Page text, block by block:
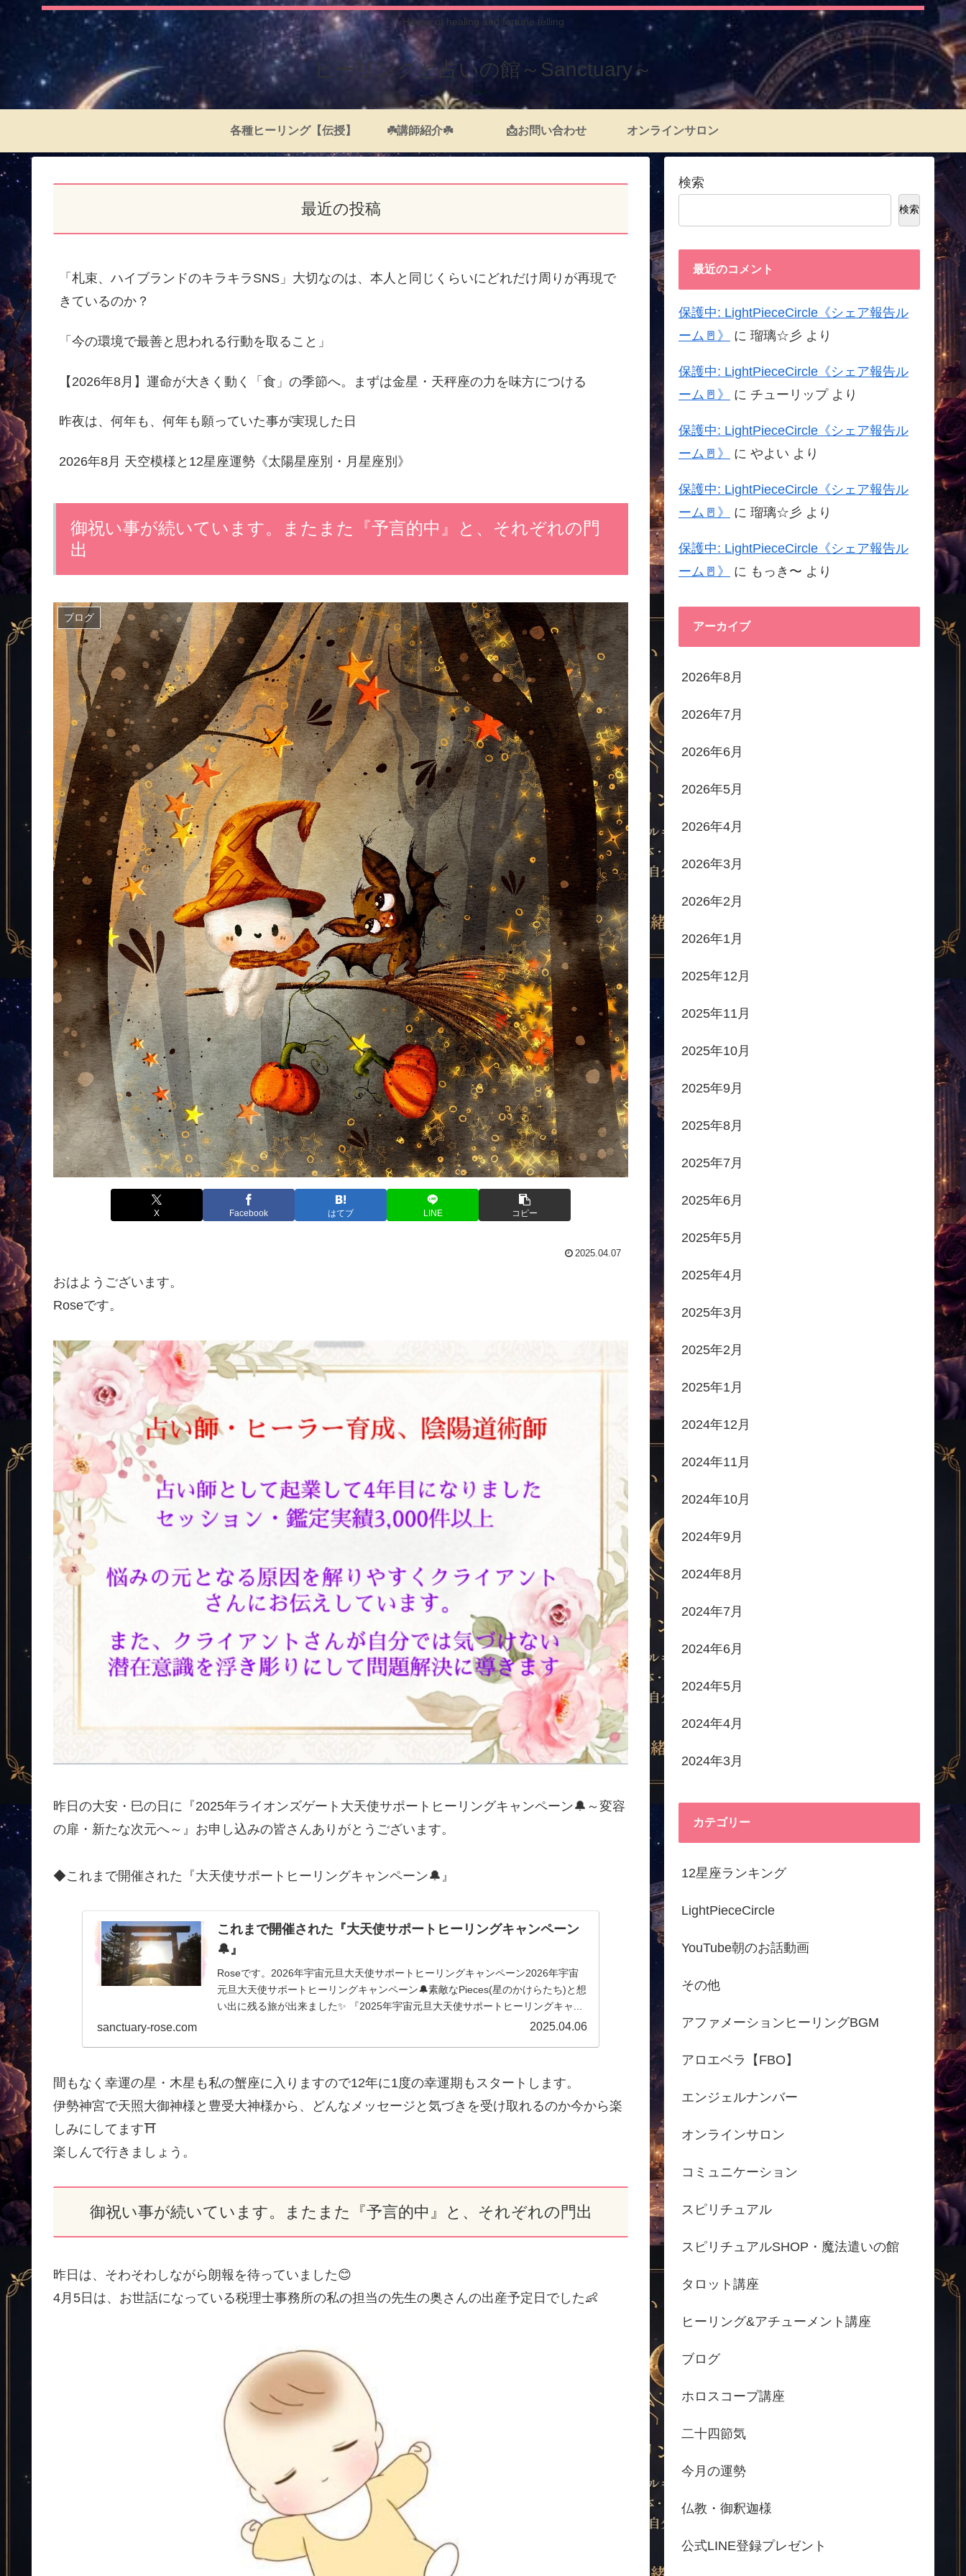
House of healing and fortune telling
ヒーリングと占いの館～Sanctuary～
各種ヒーリング【伝授】 ☘️講師紹介☘️ 📩お問い合わせ オンラインサロン
最近の投稿
「札束、ハイブランドのキラキラSNS」大切なのは、本人と同じくらいにどれだけ周りが再現で
きているのか？
「今の環境で最善と思われる行動を取ること」
【2026年8月】運命が大きく動く「食」の季節へ。まずは金星・天秤座の力を味方につける
昨夜は、何年も、何年も願っていた事が実現した日
2026年8月 天空模様と12星座運勢《太陽星座別・月星座別》
御祝い事が続いています。またまた『予言的中』と、それぞれの門
出
ブログ
X Facebook はてブ LINE コピー
2025.04.07
おはようございます。
Roseです。
昨日の大安・巳の日に『2025年ライオンズゲート大天使サポートヒーリングキャンペーン🔔～変容
の扉・新たな次元へ～』お申し込みの皆さんありがとうございます。
◆これまで開催された『大天使サポートヒーリングキャンペーン🔔』
これまで開催された『大天使サポートヒーリングキャンペーン
🔔』
Roseです。2026年宇宙元旦大天使サポートヒーリングキャンペーン2026年宇宙
元旦大天使サポートヒーリングキャンペーン🔔素敵なPieces(星のかけらたち)と想
い出に残る旅が出来ました✨ 『2025年宇宙元旦大天使サポートヒーリングキャ...
sanctuary-rose.com 2025.04.06
間もなく幸運の星・木星も私の蟹座に入りますので12年に1度の幸運期もスタートします。
伊勢神宮で天照大御神様と豊受大神様から、どんなメッセージと気づきを受け取れるのか今から楽
しみにしてます⛩️
楽しんで行きましょう。
御祝い事が続いています。またまた『予言的中』と、それぞれの門出
昨日は、そわそわしながら朗報を待っていました😊
4月5日は、お世話になっている税理士事務所の私の担当の先生の奥さんの出産予定日でした👶
検索
検索
最近のコメント
保護中: LightPieceCircle《シェア報告ル
ーム🚪》
に 瑠璃☆彡 より
保護中: LightPieceCircle《シェア報告ル
ーム🚪》
に チューリップより
保護中: LightPieceCircle《シェア報告ル
ーム🚪》
に やよい より
保護中: LightPieceCircle《シェア報告ル
ーム🚪》
に 瑠璃☆彡 より
保護中: LightPieceCircle《シェア報告ル
ーム🚪》
に もっき〜 より
アーカイブ
2026年8月
2026年7月
2026年6月
2026年5月
2026年4月
2026年3月
2026年2月
2026年1月
2025年12月
2025年11月
2025年10月
2025年9月
2025年8月
2025年7月
2025年6月
2025年5月
2025年4月
2025年3月
2025年2月
2025年1月
2024年12月
2024年11月
2024年10月
2024年9月
2024年8月
2024年7月
2024年6月
2024年5月
2024年4月
2024年3月
カテゴリー
12星座ランキング
LightPieceCircle
YouTube朝のお話動画
その他
アファメーションヒーリングBGM
アロエベラ【FBO】
エンジェルナンバー
オンラインサロン
コミュニケーション
スピリチュアル
スピリチュアルSHOP・魔法遣いの館
タロット講座
ヒーリング&アチューメント講座
ブログ
ホロスコープ講座
二十四節気
今月の運勢
仏教・御釈迦様
公式LINE登録プレゼント